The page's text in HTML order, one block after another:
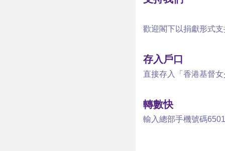
歡迎閣下以捐獻形式
存入戶口
直接存入「香港基督
轉數快
輸入總部手機號碼